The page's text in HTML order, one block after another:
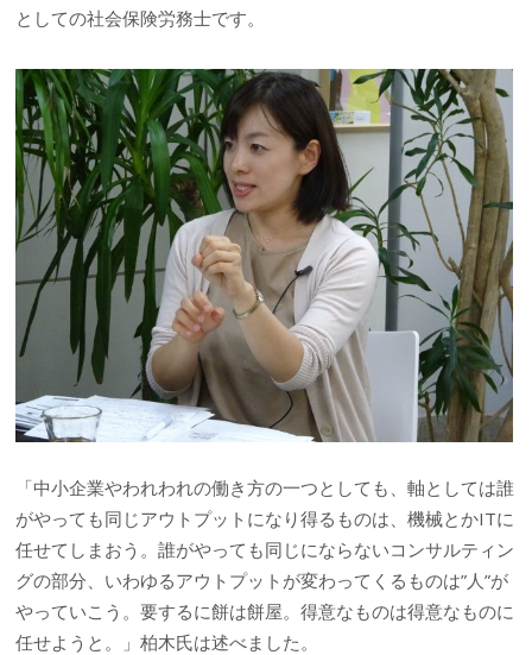
としての社会保険労務士です。
「中小企業やわれわれの働き方の一つとしても、軸としては誰
がやっても同じアウトプットになり得るものは、機械とかITに
任せてしまおう。誰がやっても同じにならないコンサルティン
グの部分、いわゆるアウトプットが変わってくるものは”人”が
やっていこう。要するに餅は餅屋。得意なものは得意なものに
任せようと。」柏木氏は述べました。